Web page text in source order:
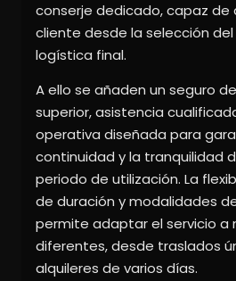
conserje dedicado, capaz de
cliente desde la selección
logística final.
A ello se añaden un seguro
superior, asistencia
operativa diseñada para
continuidad y la tranquilidad
periodo de utilización. La
de duración y modalidades
permite adaptar el servicio a
diferentes, desde traslados
alquileres de varios días.